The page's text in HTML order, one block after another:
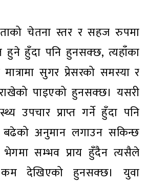
चेतना स्तर र सहज रुपमा
हुने हुँदा पनि हुनसक्छ, त्यहाँका
सुगर प्रेसरको समस्या र
पाइएको हुनसक्छ। यसरी
उपचार प्राप्त गर्ने हुँदा पनि
बढेको अनुमान लगाउन सकिन्छ
भेगमा सम्भव प्राय हुँदैन त्यसैले
कम देखिएको हुनसक्छ। युवा